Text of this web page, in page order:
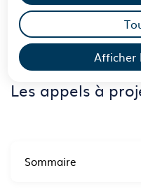
Afficher
Les appels à
Sommaire